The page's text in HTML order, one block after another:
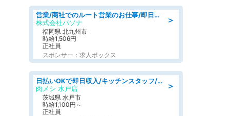
＞
営業/商社でのルート営業のお仕事/即日勤務可/車通勤可/営業
株式会社パソナ
福岡県 北九州市
時給1,506円
正社員
スポンサー：求人ボックス
＞
日払いOKで即日収入/キッチンスタッフ/「原付免許必須」デリバリー業務など、自己成長可能な幅広い仕事に挑戦!髪型自由&ピアス・ネイルOK/茨城県/水戸市
肉メシ 水戸店
茨城県 水戸市
時給1,100円～
正社員